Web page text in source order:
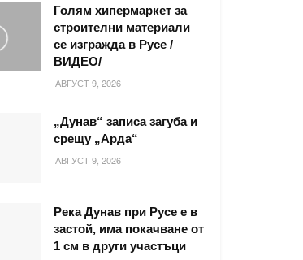
Голям хипермаркет за
строителни материали
се изгражда в Русе /
ВИДЕО/
АВГУСТ 9, 2026
„Дунав“ записа загуба и
срещу „Арда“
АВГУСТ 9, 2026
Река Дунав при Русе е в
застой, има покачване от
1 см в други участъци